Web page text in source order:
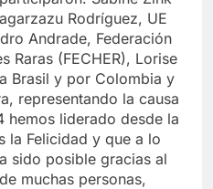
Rodríguez, UE
Andrade, Federación
Raras (FECHER), Lorise
Brasil y por Colombia y
representando la causa
hemos liderado desde la
la Felicidad y que a lo
sido posible gracias al
muchas personas,